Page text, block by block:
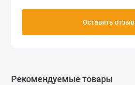
Оставить отзыв
Рекомендуемые товары